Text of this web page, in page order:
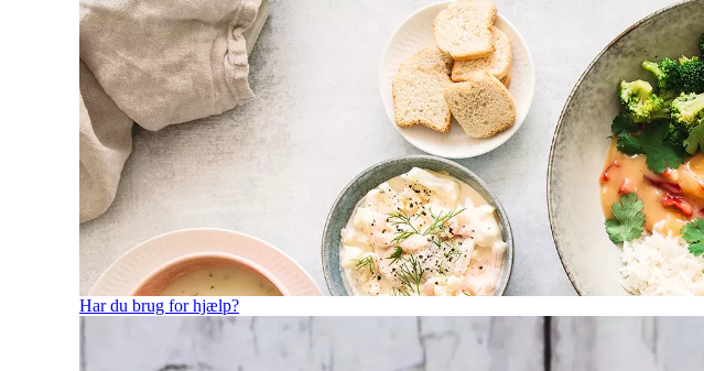
Har du brug for hjælp?